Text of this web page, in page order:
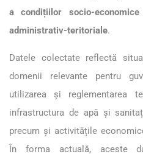
a condițiilor socio-
administrativ-teritoriale.
Datele colectate reflectă
domenii relevante pentru
utilizarea și reglementarea
infrastructura de apă și
precum și activitățile
În forma actuală, aceste